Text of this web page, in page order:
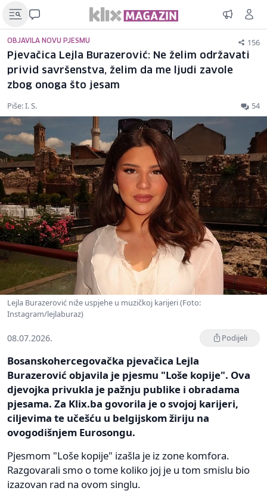
OBJAVILA NOVU PJESMU 156
Pjevačica Lejla Burazerović: Ne želim održavati
privid savršenstva, želim da me ljudi zavole
zbog onoga što jesam
Piše: I. S. 54
Lejla Burazerović niže uspjehe u muzičkoj karijeri (Foto:
Instagram/lejlaburaz)
08.07.2026. Podijeli
Bosanskohercegovačka pjevačica Lejla
Burazerović objavila je pjesmu "Loše kopije". Ova
djevojka privukla je pažnju publike i obradama
pjesama. Za Klix.ba govorila je o svojoj karijeri,
ciljevima te učešću u belgijskom žiriju na
ovogodišnjem Eurosongu.
Pjesmom "Loše kopije" izašla je iz zone komfora.
Razgovarali smo o tome koliko joj je u tom smislu bio
izazovan rad na ovom singlu.